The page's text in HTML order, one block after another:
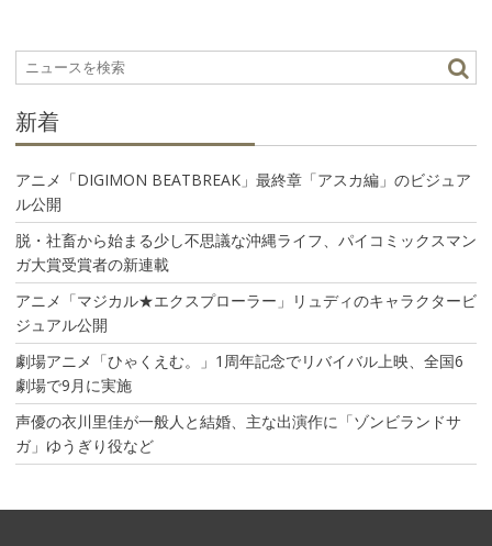
ョ
ン
新着
アニメ「DIGIMON BEATBREAK」最終章「アスカ編」のビジュア
ル公開
脱・社畜から始まる少し不思議な沖縄ライフ、パイコミックスマン
ガ大賞受賞者の新連載
アニメ「マジカル★エクスプローラー」リュディのキャラクタービ
ジュアル公開
劇場アニメ「ひゃくえむ。」1周年記念でリバイバル上映、全国6
劇場で9月に実施
声優の衣川里佳が一般人と結婚、主な出演作に「ゾンビランドサ
ガ」ゆうぎり役など